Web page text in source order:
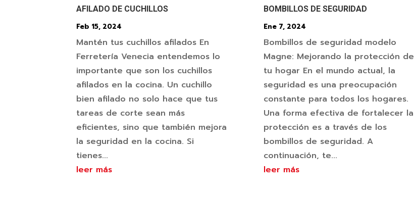
AFILADO DE CUCHILLOS
Feb 15, 2024
Mantén tus cuchillos afilados En
Ferretería Venecia entendemos lo
importante que son los cuchillos
afilados en la cocina. Un cuchillo
bien afilado no solo hace que tus
tareas de corte sean más
eficientes, sino que también mejora
la seguridad en la cocina. Si
tienes...
leer más
BOMBILLOS DE SEGURIDAD
Ene 7, 2024
Bombillos de seguridad modelo
Magne: Mejorando la protección de
tu hogar En el mundo actual, la
seguridad es una preocupación
constante para todos los hogares.
Una forma efectiva de fortalecer la
protección es a través de los
bombillos de seguridad. A
continuación, te...
leer más